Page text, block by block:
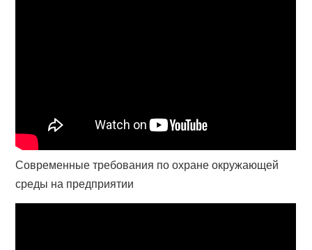
Современные требования по охране окружающей
среды на предприятии